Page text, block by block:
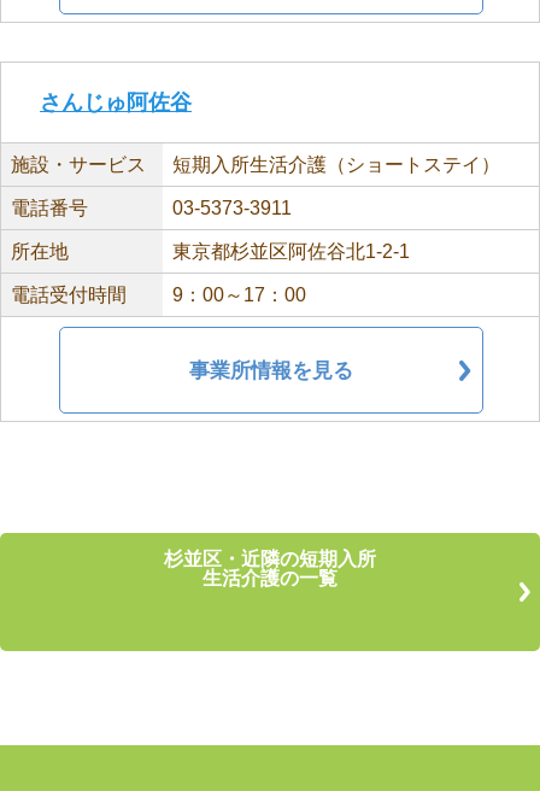
さんじゅ阿佐谷
施設・サービス 短期入所生活介護（ショートステイ）
電話番号 03-5373-3911
所在地 東京都杉並区阿佐谷北1-2-1
電話受付時間 9：00～17：00
事業所情報を見る
杉並区・近隣の短期入所
生活介護の一覧